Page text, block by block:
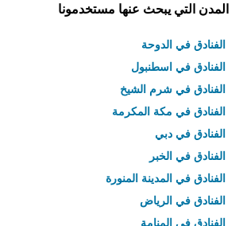
المدن التي يبحث عنها مستخدمونا
الفنادق في الدوحة
الفنادق في اسطنبول
الفنادق في شرم الشيخ
الفنادق في مكة المكرمة
الفنادق في دبي
الفنادق في الخبر
الفنادق في المدينة المنورة
الفنادق في الرياض
الفنادق في المنامة